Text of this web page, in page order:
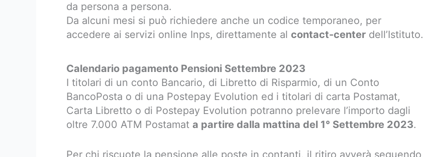
da persona a persona.
Da alcuni mesi si può richiedere anche un codice temporaneo, per
accedere ai servizi online Inps, direttamente al contact-center dell’Istituto.
Calendario pagamento Pensioni Settembre 2023
I titolari di un conto Bancario, di Libretto di Risparmio, di un Conto
BancoPosta o di una Postepay Evolution ed i titolari di carta Postamat,
Carta Libretto o di Postepay Evolution potranno prelevare l’importo dagli
oltre 7.000 ATM Postamat a partire dalla mattina del 1° Settembre 2023.
Per chi riscuote la pensione alle poste in contanti, il ritiro avverà seguendo